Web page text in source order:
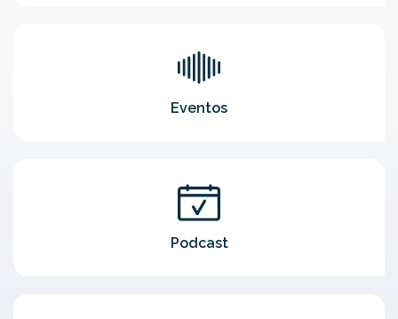
Eventos
Podcast